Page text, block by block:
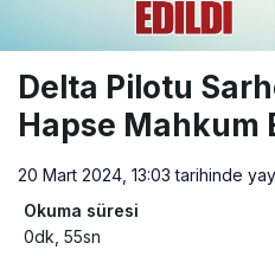
Delta Pilotu
Hapse Mahkum
20 Mart 2024, 13:03 tarihinde
Okuma süresi
0dk, 55sn